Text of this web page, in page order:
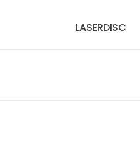
LASERDISC